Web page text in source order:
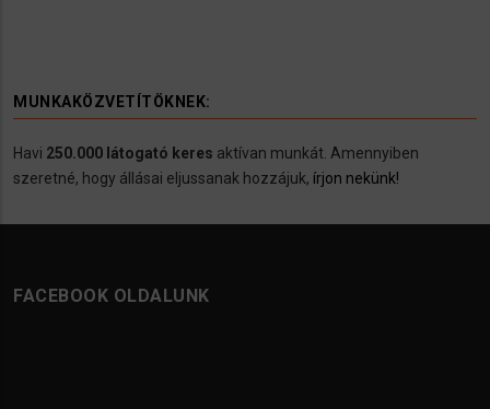
MUNKAKÖZVETÍTÖKNEK:
Havi 250.000 látogató keres aktívan munkát. Amennyiben
szeretné, hogy állásai eljussanak hozzájuk, írjon nekünk!
FACEBOOK OLDALUNK